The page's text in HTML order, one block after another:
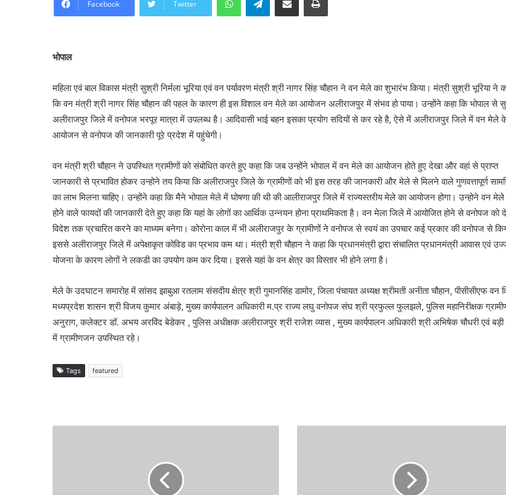
Facebook Twitter
भोपाल
महिला एवं बाल विकास मंत्री सुश्री निर्मला भूरिया एवं वन पर्यावरण मंत्री श्री नागर सिंह चौहान ने वन मेले का शुभारंभ किया। मंत्री सुश्री भूरिया ने
कि वन मंत्री श्री नागर सिंह चौहान की पहल के कारण ही इस विशाल वन मेले का आयोजन अलीराजपुर में संभव हो पाया। उन्होंने कहा कि भोपाल से
अलीराजपुर जिले में वनोपज भरपूर मात्रा में उपलब्ध है। आदिवासी भाई बहन इसका प्रयोग सदियों से कर रहे है, ऐसे में अलीराजपुर जिले में वन मेले
आयोजन से वनोपज की जानकारी पूरे प्रदेश में पहुंचेगी।
वन मंत्री श्री चौहान ने उपस्थित ग्रामीणों को संबोधित करते हुए कहा कि जब उन्होंने भोपाल में वन मेले का आयोजन होते हुए देखा और वहां से प्राप्त
जानकारी से प्रभावित होकर उन्होने तय किया कि अलीराजपुर जिले के ग्रामीणों को भी इस तरह की जानकारी और मेले से मिलने वाले गुणवत्तापूर्ण
का लाभ मिलना चाहिए। उन्होंने कहा कि मैने भोपाल मेले में घोषणा की थी की आलीराजपुर जिले में राज्यस्तरीय मेले का आयोजन होगा। उन्होने वन
होने वाले फायदों की जानकारी देते हुए कहा कि यहां के लोगों का आर्थिक उन्नयन होना प्राथमिकता है। वन मेला जिले में आयोजित होने से वनोपज को
विदेश तक प्रचारित करने का माध्यम बनेगा। कोरोना काल में भी अलीराजपुर के ग्रामीणों ने वनोपज से स्वयं का उपचार कई प्रकार की वनोपज से
इससे अलीराजपुर जिले में अपेक्षाकृत कोविड का प्रभाव कम था। मंत्री श्री चौहान ने कहा कि प्रधानमंत्री द्वारा संचालित प्रधानमंत्री आवास एवं
योजना के कारण लोगों ने लकडी का उपयोग कम कर दिया। इससे यहां के वन क्षेत्र का विस्तार भी होने लगा है।
मेले के उदघाटन समारोह में सांसद झाबुआ रतलाम संसदीय क्षेत्र श्री गुमानसिंह डामोर, जिला पंचायत अध्यक्ष श्रीमती अनीता चौहान, पीसीसीएफ वन
मध्यप्रदेश शासन श्री विजय कुमार अंबाड़े, मुख्य कार्यपालन अधिकारी म.प्र राज्य लघु वनोपज संघ श्री प्रफुल्ल फुलझले, पुलिस महानिरीक्षक
अनुराग, कलेक्टर डॉ. अभय अरविंद बेडेकर , पुलिस अधीक्षक अलीराजपुर श्री राजेश व्यास , मुख्य कार्यपालन अधिकारी श्री अभिषेक चौधरी एवं बड़ी
में ग्रामीणजन उपस्थित रहे।
Tags featured